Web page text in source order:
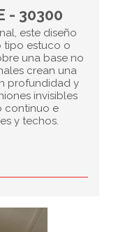
- 30300
este diseño
tipo estuco o
una base no
crean una
profundidad y
invisibles
continuo e
y techos.